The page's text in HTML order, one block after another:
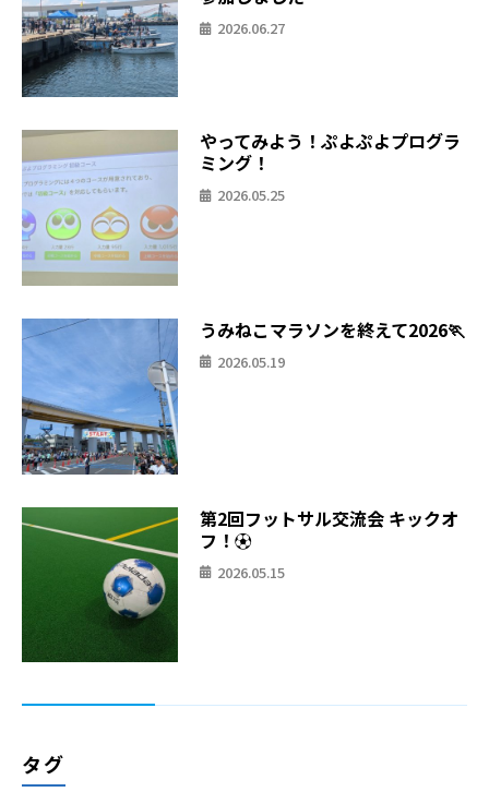
2026.06.27
やってみよう！ぷよぷよプログラ
ミング！
2026.05.25
うみねこマラソンを終えて2026🏃
2026.05.19
第2回フットサル交流会 キックオ
フ！⚽
2026.05.15
タグ